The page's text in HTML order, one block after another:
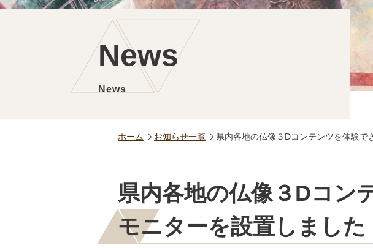
News
News
ホーム お知らせ一覧 県内各地の仏像３Dコンテンツを体験で
県内各地の仏像３Dコン
モニターを設置しました